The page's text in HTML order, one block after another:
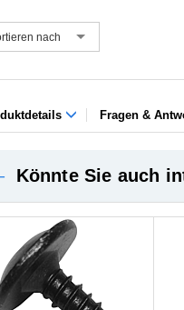
nach
Fragen &
Könnte Sie auch